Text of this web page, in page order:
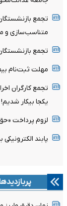
تجمع
متناسب‌سازی و
تجمع
مهلت ثبت‌نام
تجمع کارگران
یکجا بیکار شدیم!
لزوم پرداخت
پابند